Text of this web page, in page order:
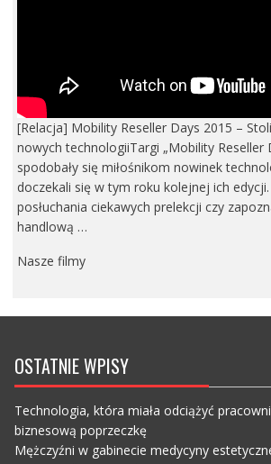
[Relacja] Mobility Reseller Days 2015 –
nowych technologiiTargi „Mobility Reseller
spodobały się miłośnikom nowinek
doczekali się w tym roku kolejnej ich
posłuchania ciekawych prelekcji czy
handlową …
Nasze filmy
OSTATNIE WPISY
Technologia, która miała odciążyć
biznesową poprzeczkę
Mężczyźni w gabinecie medycyny